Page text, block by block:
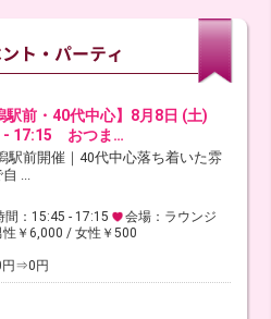
駅前・40代中心】8月8日 (土)
- 17:15 おつま…
駅前開催｜40代中心落ち着いた雰
...
間：15:45 - 17:15
会場：ラウンジ
性￥6,000 / 女性￥500
円⇒0円